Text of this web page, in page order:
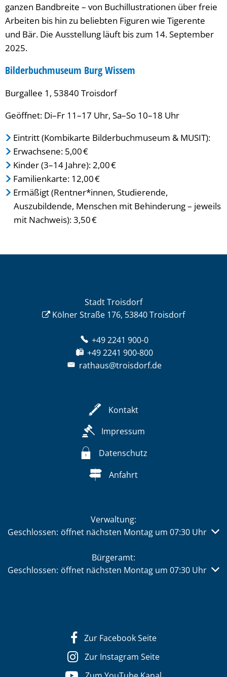
ganzen Bandbreite – von Buchillustrationen über freie
Arbeiten bis hin zu beliebten Figuren wie Tigerente
und Bär. Die Ausstellung läuft bis zum 14. September
2025.
Bilderbuchmuseum Burg Wissem
Burgallee 1, 53840 Troisdorf
Geöffnet: Di–Fr 11–17 Uhr, Sa–So 10–18 Uhr
Eintritt (Kombikarte Bilderbuchmuseum & MUSIT):
Erwachsene: 5,00 €
Kinder (3–14 Jahre): 2,00 €
Familienkarte: 12,00 €
Ermäßigt (Rentner*innen, Studierende,
Auszubildende, Menschen mit Behinderung – jeweils
mit Nachweis): 3,50 €
Stadt Troisdorf
Kölner Straße 176, 53840 Troisdorf
+49 2241 900-0
+49 2241 900-800
rathaus@troisdorf.de
Kontakt
Impressum
Datenschutz
Anfahrt
Verwaltung:
Klicken, um weitere Öffnungs- oder Schließzeiten
Geschlossen: öffnet nächsten Montag um 07:30 Uhr
Bürgeramt:
Klicken, um weitere Öffnungs- oder Schließzeiten
Geschlossen: öffnet nächsten Montag um 07:30 Uhr
Zur Facebook Seite
Zur Instagram Seite